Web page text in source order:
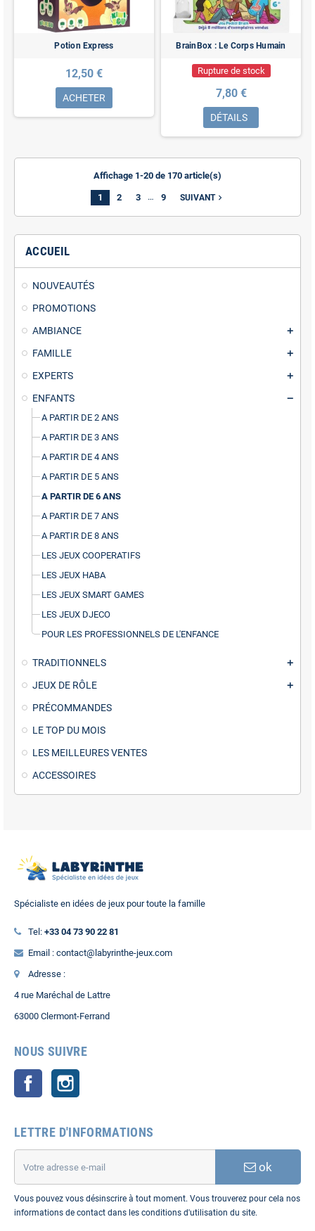
ACCUEIL
NOUVEAUTÉS
PROMOTIONS
AMBIANCE
FAMILLE
EXPERTS
ENFANTS
A PARTIR DE 2 ANS
A PARTIR DE 3 ANS
A PARTIR DE 4 ANS
A PARTIR DE 5 ANS
A PARTIR DE 6 ANS
A PARTIR DE 7 ANS
A PARTIR DE 8 ANS
LES JEUX COOPERATIFS
LES JEUX HABA
LES JEUX SMART GAMES
LES JEUX DJECO
POUR LES PROFESSIONNELS DE L'ENFANCE
TRADITIONNELS
JEUX DE RÔLE
PRÉCOMMANDES
LE TOP DU MOIS
LES MEILLEURES VENTES
ACCESSOIRES
Potion Express
12,50 €
ACHETER
BrainBox : Le Corps Humain
Rupture de stock
7,80 €
DÉTAILS
Affichage 1-20 de 170 article(s)
1 2 3 … 9 SUIVANTnavigate_next
Spécialiste en idées de jeux pour toute la famille
Tel: +33 04 73 90 22 81
Email : contact@labyrinthe-jeux.com
Adresse :
4 rue Maréchal de Lattre
63000 Clermont-Ferrand
NOUS SUIVRE
Facebook
LETTRE D'INFORMATIONS
ok
Vous pouvez vous désinscrire à tout moment. Vous trouverez pour cela nos
informations de contact dans les conditions d'utilisation du site.